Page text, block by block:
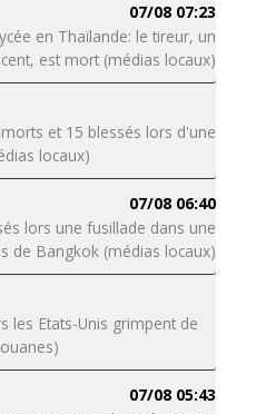
07/08 07:23
en Thaïlande: le tireur, un
est mort (médias locaux)
et 15 blessés lors d'une
locaux)
07/08 06:40
lors une fusillade dans une
de Bangkok (médias locaux)
les Etats-Unis grimpent de
07/08 05:43